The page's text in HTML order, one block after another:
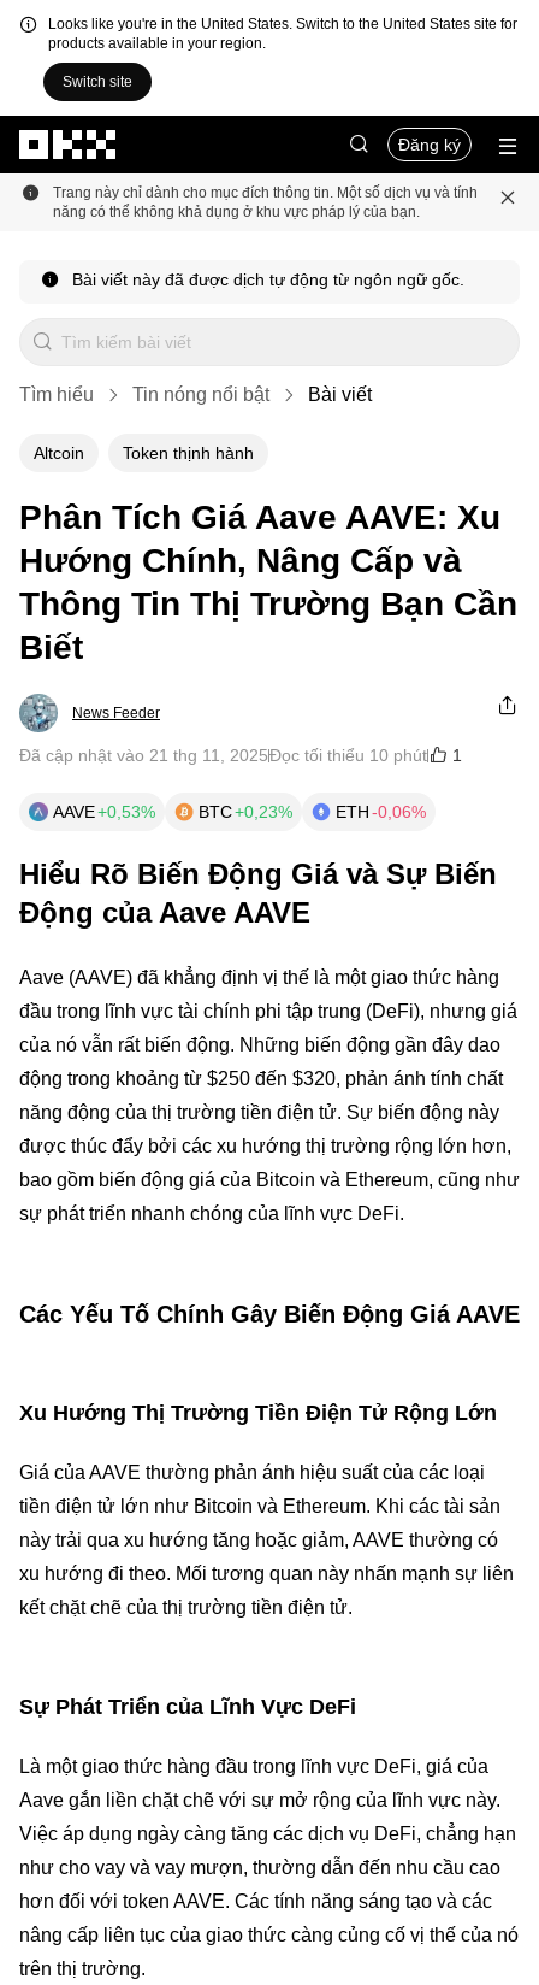
Looks like you're in the United States. Switch to the United States site for
products available in your region.
Switch site
Đăng ký
Trang này chỉ dành cho mục đích thông tin. Một số dịch vụ và tính
năng có thể không khả dụng ở khu vực pháp lý của bạn.
Bài viết này đã được dịch tự động từ ngôn ngữ gốc.
Tìm hiểu Tin nóng nổi bật Bài viết
Altcoin Token thịnh hành
Phân Tích Giá Aave AAVE: Xu
Hướng Chính, Nâng Cấp và
Thông Tin Thị Trường Bạn Cần
Biết
News Feeder
Đã cập nhật vào 21 thg 11, 2025Đọc tối thiểu 10 phút 1
AAVE+0,53% BTC+0,23% ETH-0,06%
Hiểu Rõ Biến Động Giá và Sự Biến
Động của Aave AAVE
Aave (AAVE) đã khẳng định vị thế là một giao thức hàng
đầu trong lĩnh vực tài chính phi tập trung (DeFi), nhưng giá
của nó vẫn rất biến động. Những biến động gần đây dao
động trong khoảng từ $250 đến $320, phản ánh tính chất
năng động của thị trường tiền điện tử. Sự biến động này
được thúc đẩy bởi các xu hướng thị trường rộng lớn hơn,
bao gồm biến động giá của Bitcoin và Ethereum, cũng như
sự phát triển nhanh chóng của lĩnh vực DeFi.
Các Yếu Tố Chính Gây Biến Động Giá AAVE
Xu Hướng Thị Trường Tiền Điện Tử Rộng Lớn
Giá của AAVE thường phản ánh hiệu suất của các loại
tiền điện tử lớn như Bitcoin và Ethereum. Khi các tài sản
này trải qua xu hướng tăng hoặc giảm, AAVE thường có
xu hướng đi theo. Mối tương quan này nhấn mạnh sự liên
kết chặt chẽ của thị trường tiền điện tử.
Sự Phát Triển của Lĩnh Vực DeFi
Là một giao thức hàng đầu trong lĩnh vực DeFi, giá của
Aave gắn liền chặt chẽ với sự mở rộng của lĩnh vực này.
Việc áp dụng ngày càng tăng các dịch vụ DeFi, chẳng hạn
như cho vay và vay mượn, thường dẫn đến nhu cầu cao
hơn đối với token AAVE. Các tính năng sáng tạo và các
nâng cấp liên tục của giao thức càng củng cố vị thế của nó
trên thị trường.